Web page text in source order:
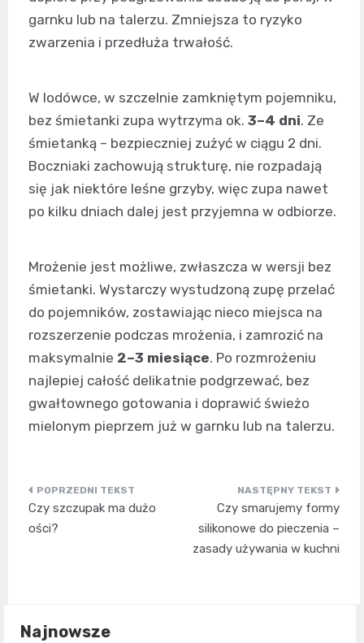
garnku lub na talerzu. Zmniejsza to ryzyko
zwarzenia i przedłuża trwałość.
W lodówce, w szczelnie zamkniętym pojemniku,
bez śmietanki zupa wytrzyma ok. 3–4 dni. Ze
śmietanką – bezpieczniej zużyć w ciągu 2 dni.
Boczniaki zachowują strukturę, nie rozpadają
się jak niektóre leśne grzyby, więc zupa nawet
po kilku dniach dalej jest przyjemna w odbiorze.
Mrożenie jest możliwe, zwłaszcza w wersji bez
śmietanki. Wystarczy wystudzoną zupę przelać
do pojemników, zostawiając nieco miejsca na
rozszerzenie podczas mrożenia, i zamrozić na
maksymalnie 2–3 miesiące. Po rozmrożeniu
najlepiej całość delikatnie podgrzewać, bez
gwałtownego gotowania i doprawić świeżo
mielonym pieprzem już w garnku lub na talerzu.
Nawigacja
wpisu
Czy szczupak ma dużo
ości?
Czy smarujemy formy
silikonowe do pieczenia –
zasady używania w kuchni
Najnowsze